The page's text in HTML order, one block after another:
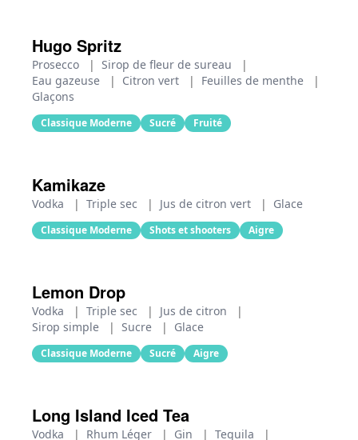
Hugo Spritz
Prosecco | Sirop de fleur de sureau
|
Eau gazeuse
| Citron vert | Feuilles de menthe
|
Glaçons
Classique Moderne Sucré Fruité
Kamikaze
Vodka | Triple sec | Jus de citron vert | Glace
Classique Moderne Shots et shooters Aigre
Lemon Drop
Vodka | Triple sec | Jus de citron
|
Sirop simple
| Sucre | Glace
Classique Moderne Sucré Aigre
Long Island Iced Tea
Vodka | Rhum Léger | Gin | Tequila |